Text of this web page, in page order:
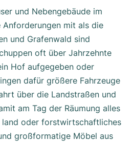
und Nebengebäude im
mit als die
und Grafenwald sind
oft über Jahrzehnte
Hof aufgegeben oder
dafür größere Fahrzeuge
über die Landstraßen und
am Tag der Räumung alles
land oder forstwirtschaftliches
großformatige Möbel aus